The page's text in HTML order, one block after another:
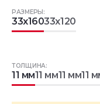
РАЗМЕРЫ:
33x16033x120
ТОЛЩИНА:
11 мм11 мм11 мм11